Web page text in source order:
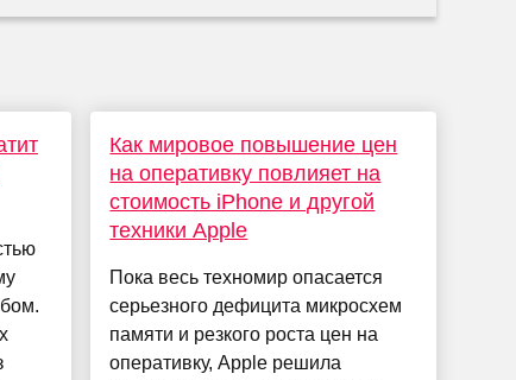
Как мировое повышение цен
на оперативку повлияет на
стоимость iPhone и другой
техники Apple
Пока весь техномир опасается
серьезного дефицита микросхем
памяти и резкого роста цен на
оперативку, Apple решила